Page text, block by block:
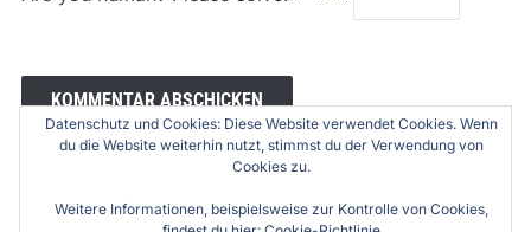
Datenschutz und Cookies: Diese Website verwendet Cookies. Wenn
du die Website weiterhin nutzt, stimmst du der Verwendung von
Cookies zu.
Weitere Informationen, beispielsweise zur Kontrolle von Cookies,